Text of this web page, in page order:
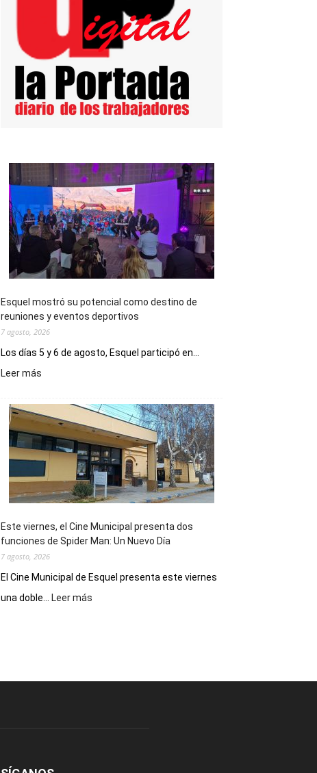
Esquel mostró su potencial como destino de
reuniones y eventos deportivos
7 agosto, 2026
Los días 5 y 6 de agosto, Esquel participó en...
Leer más
su
potencial
como
destino
de
reuniones
y
deportivos
Este viernes, el Cine Municipal presenta dos
funciones de Spider Man: Un Nuevo Día
7 agosto, 2026
El Cine Municipal de Esquel presenta este viernes
una doble...
Leer más
presenta